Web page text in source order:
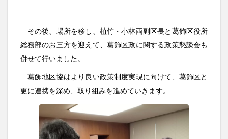
その後、場所を移し、植竹・小林両副区長と葛飾区役所
総務部のお三方を迎えて、葛飾区政に関する政策懇談会も
併せて行いました。
葛飾地区協はより良い政策制度実現に向けて、葛飾区と
更に連携を深め、取り組みを進めていきます。